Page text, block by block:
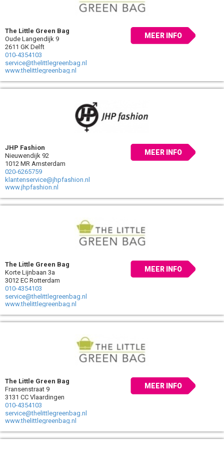
The Little Green Bag
Oude Langendijk 9
2611 GK Delft
010-4354103
service@thelittlegreenbag.nl
www.thelittlegreenbag.nl
MEER INFO
JHP Fashion
Nieuwendijk 92
1012 MR Amsterdam
020-6265759
klantenservice@jhpfashion.nl
www.jhpfashion.nl
MEER INFO
The Little Green Bag
Korte Lijnbaan 3a
3012 EC Rotterdam
010-4354103
service@thelittlegreenbag.nl
www.thelittlegreenbag.nl
MEER INFO
The Little Green Bag
Fransenstraat 9
3131 CC Vlaardingen
010-4354103
service@thelittlegreenbag.nl
www.thelittlegreenbag.nl
MEER INFO